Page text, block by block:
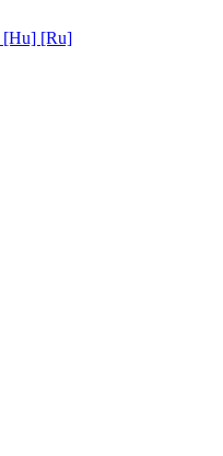
[Hu] [Ru]